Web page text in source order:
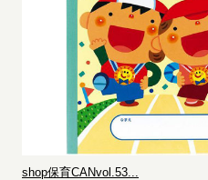
shop保育CANvol.53...